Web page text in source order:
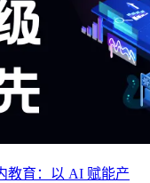
教育：以 AI 赋能产